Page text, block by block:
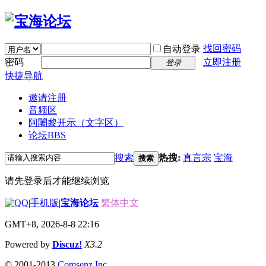
自动登录 找回密码
密码
登录
立即注册
快捷导航
邀请注册
音频区
阿闍黎开示（文字区）
论坛BBS
搜索 搜索 热搜: 真言宗 宝海
请先登录后才能继续浏览
|手机版|宝海论坛 繁体中文
GMT+8, 2026-8-8 22:16
Powered by Discuz! X3.2